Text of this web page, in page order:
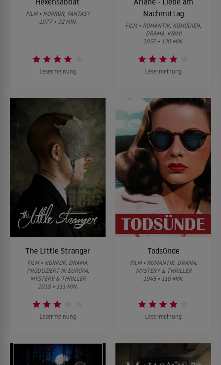
FILM • HORROR, FANTASY
1977 • 92 MIN.
Lesermeinung
Nachmittag
FILM • ROMANTIK, KOMÖDIEN,
DRAMA, KRIMI
1957 • 130 MIN.
Lesermeinung
The Little Stranger
FILM • HORROR, DRAMA,
PRODUZIERT IN EUROPA,
MYSTERY & THRILLER
2018 • 111 MIN.
Lesermeinung
Todsünde
FILM • ROMANTIK, DRAMA,
MYSTERY & THRILLER
1945 • 110 MIN.
Lesermeinung